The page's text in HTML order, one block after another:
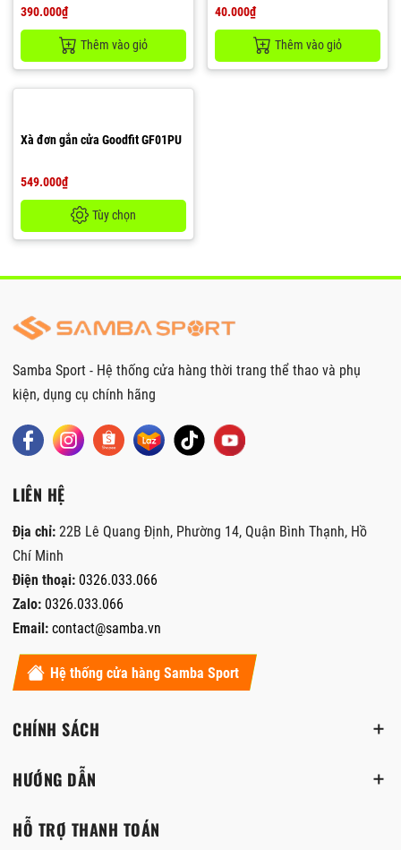
390.000₫
Thêm vào giỏ
40.000₫
Thêm vào giỏ
Xà đơn gắn cửa Goodfit GF01PU
549.000₫
Tùy chọn
Samba Sport - Hệ thống cửa hàng thời trang thể thao và phụ
kiện, dụng cụ chính hãng
LIÊN HỆ
Địa chỉ: 22B Lê Quang Định, Phường 14, Quận Bình Thạnh, Hồ
Chí Minh
Điện thoại: 0326.033.066
Zalo: 0326.033.066
Email: contact@samba.vn
Hệ thống cửa hàng Samba Sport
CHÍNH SÁCH
HƯỚNG DẪN
HỖ TRỢ THANH TOÁN